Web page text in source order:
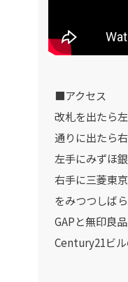
■アクセス
改札を出たら
通りに出たら
左手にみずほ
右手に三菱東
をみつつしば
GAPと無印良
Century21ビ